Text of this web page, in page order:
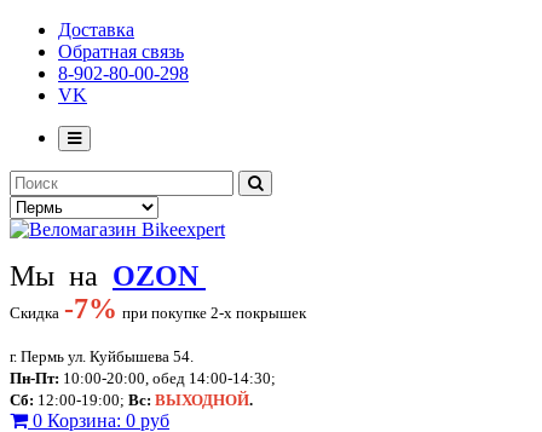
Доставка
Обратная связь
8-902-80-00-298
VK
Мы на OZON
Скидка -7% при покупке 2-х покрышек
г. Пермь ул. Куйбышева 54.
Пн-Пт: 10:00-20:00, обед 14:00-14:30;
Сб: 12:00-19:00; Вс: ВЫХОДНОЙ.
0 Корзина: 0 руб